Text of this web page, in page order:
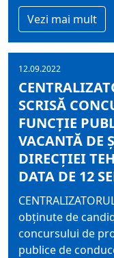
Vezi mai mult
12.09.2022
SCRISĂ
FUNCŢIE
VACANTĂ DE
DIRECŢIEI
DATA DE 12
obţinute de
concursului de
publice de